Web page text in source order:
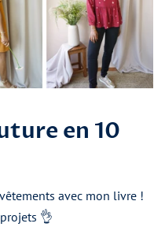
en 10
avec mon livre !
👌